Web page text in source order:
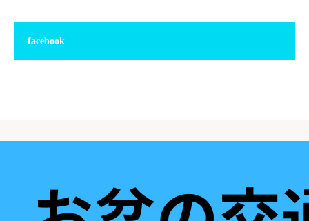
facebook